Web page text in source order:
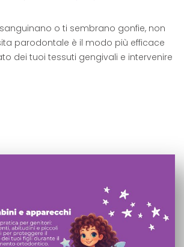
o ti sembrano gonfie, non
parodontale è il modo più efficace
dei tuoi tessuti gengivali e intervenire